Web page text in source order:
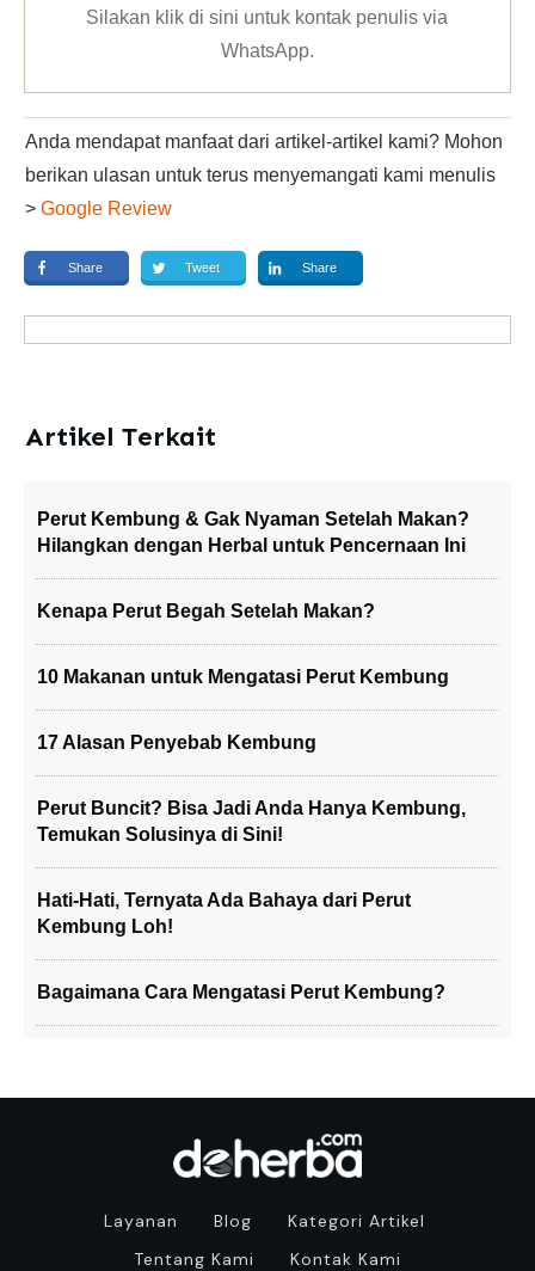
Silakan klikdi sini untuk kontak penulis via
WhatsApp.
Anda mendapat manfaat dari artikel-artikel kami? Mohon
berikan ulasan untuk terus menyemangati kami menulis
> Google Review
Share Tweet Share
Artikel Terkait
Perut Kembung & Gak Nyaman Setelah Makan?
Hilangkan dengan Herbal untuk Pencernaan Ini
Kenapa Perut Begah Setelah Makan?
10 Makanan untuk Mengatasi Perut Kembung
17 Alasan Penyebab Kembung
Perut Buncit? Bisa Jadi Anda Hanya Kembung,
Temukan Solusinya di Sini!
Hati-Hati, Ternyata Ada Bahaya dari Perut
Kembung Loh!
Bagaimana Cara Mengatasi Perut Kembung?
Layanan Blog
Kategori Artikel
Tentang Kami
Kontak Kami